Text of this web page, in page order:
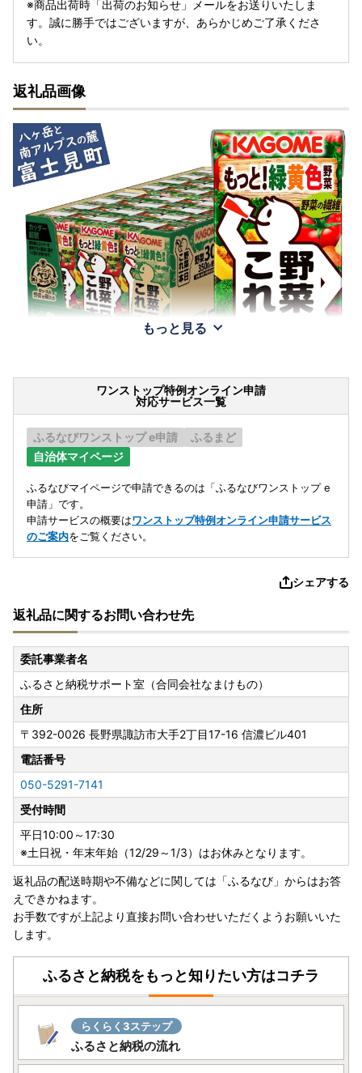
※商品出荷時「出荷のお知らせ」メールをお送りいたしま
す。誠に勝手ではございますが、あらかじめご了承くださ
い。
返礼品画像
もっと見る
ワンストップ特例オンライン申請
対応サービス一覧
ふるなびワンストップ e申請
ふるまど
自治体マイページ
ふるなびマイページで申請できるのは「ふるなびワンストップ e
申請」です。
申請サービスの概要はワンストップ特例オンライン申請サービス
のご案内をご覧ください。
シェアする
返礼品に関するお問い合わせ先
委託事業者名
ふるさと納税サポート室（合同会社なまけもの）
住所
〒392-0026 長野県諏訪市大手2丁目17-16 信濃ビル401
電話番号
050-5291-7141
受付時間
平日10:00～17:30
※土日祝・年末年始（12/29～1/3）はお休みとなります。
返礼品の配送時期や不備などに関しては「ふるなび」からはお答
えできかねます。
お手数ですが上記より直接お問い合わせいただくようお願いいた
します。
ふるさと納税をもっと知りたい方はコチラ
らくらく3ステップ
ふるさと納税の流れ